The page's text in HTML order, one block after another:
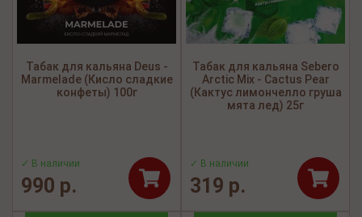
Табак для кальяна Deus -
Marmelade (Кисло сладкие
конфеты) 100г
✓ В наличии
990 р.
Табак для кальяна Sebero
Arctic Mix - Cactus Pear
(Кактус лимончелло груша
мята лед) 25г
✓ В наличии
319 р.